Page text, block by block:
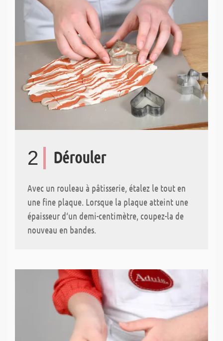
2 Dérouler
Avec un rouleau à pâtisserie, étalez le tout en
une fine plaque. Lorsque la plaque atteint une
épaisseur d‘un demi-centimètre, coupez-la de
nouveau en bandes.